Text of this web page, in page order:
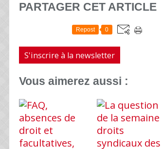
PARTAGER CET ARTICLE
Repost 0
S'inscrire à la newsletter
Vous aimerez aussi :